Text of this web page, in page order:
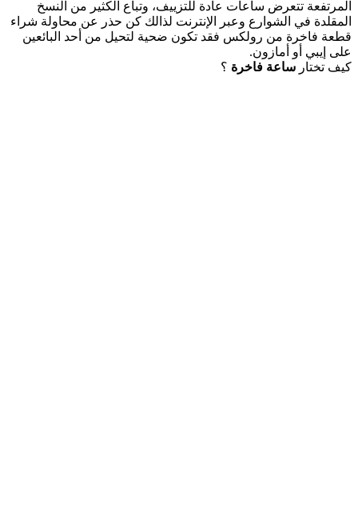
المرتفعة تتعرض ساعات عادة للتزييف، وتباع الكثير من النسخ
المقلدة في الشوارع وعبر الإنترنت لذالك كن حذر عن محاولة شراء
قطعة فاخرة من رولكس فقد تكون ضحية لتحيل من أحد البائعين
على إيبي أو أمازون.
كيف تختار ساعة فاخرة ؟